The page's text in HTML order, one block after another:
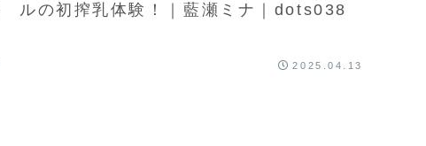
ルの初搾乳体験！｜藍瀬ミナ｜dots038
2025.04.13